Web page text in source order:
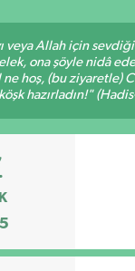
veya Allah için
ona şöyle nidâ
ne hoş, (bu ziyaretle)
hazırladın!"